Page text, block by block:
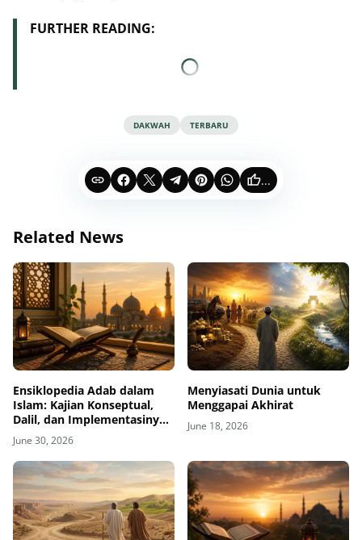
FURTHER READING:
DAKWAH TERBARU
...
Related News
Ensiklopedia Adab dalam
Islam: Kajian Konseptual,
Dalil, dan Implementasinya
dalam Kehidupan
June 30, 2026
Menyiasati Dunia untuk
Menggapai Akhirat
June 18, 2026